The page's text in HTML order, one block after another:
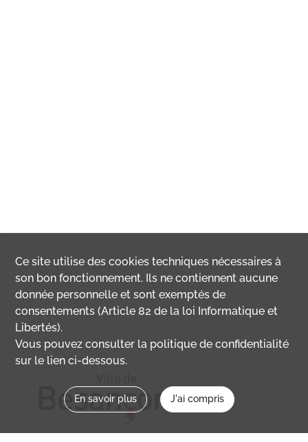
Ce site utilise descookies techniques nécessaires à
son bon fonctionnement. Ils ne contiennent aucune
donnée personnelle et sont exemptés de
consentements (Article 82 de la loi Informatique et
Libertés).
Vous pouvez consulter la politique de confidentialité
sur le lien ci-dessous.
En savoir plus J'ai compris